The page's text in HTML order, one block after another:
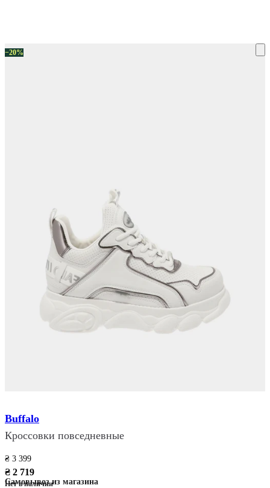
−20%
Buffalo
Кроссовки повседневные
₴ 3 399
₴ 2 719
Нет в наличии
Самовывоз из магазина